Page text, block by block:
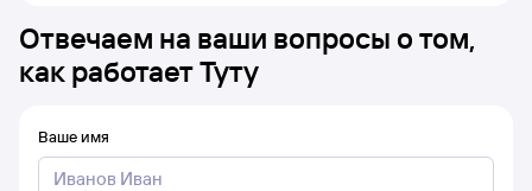
Отвечаем на ваши вопросы о том,
как работает Туту
Ваше имя